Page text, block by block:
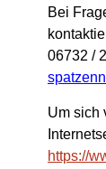
Bei
06732 /
Um sich
https://